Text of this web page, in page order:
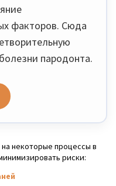
факторов. Сюда
пародонта.
некоторые процессы в
риски: